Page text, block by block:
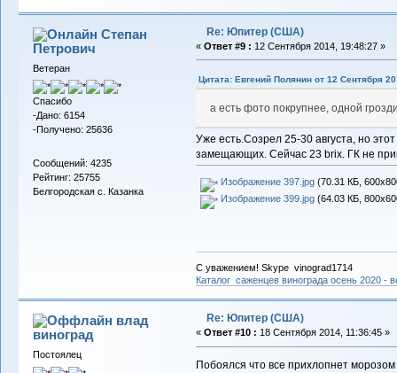
Степан
Петрович
Ветеран
Спасибо
-Дано: 6154
-Получено: 25636
Сообщений: 4235
Рейтинг: 25755
Белгородская с. Казанка
Re: Юпитер (США)
« Ответ #9 : 12 Сентября 2014, 19:48:27 »
Цитата: Евгений Полянин от 12 Сентября
а есть фото покрупнее, одной
Уже есть.Созрел 25-30 августа, но
замещающих. Сейчас 23 brix. ГК не
Изображение 397.jpg(70.31 КБ,
Изображение 399.jpg(64.03 КБ,
С уважением! Skype vinograd1714
Каталог саженцев винограда осень 2020 -
влад
виноград
Постоялец
Re: Юпитер (США)
« Ответ #10 : 18 Сентября 2014, 11:36:45 »
Побоялся что все прихлопнет